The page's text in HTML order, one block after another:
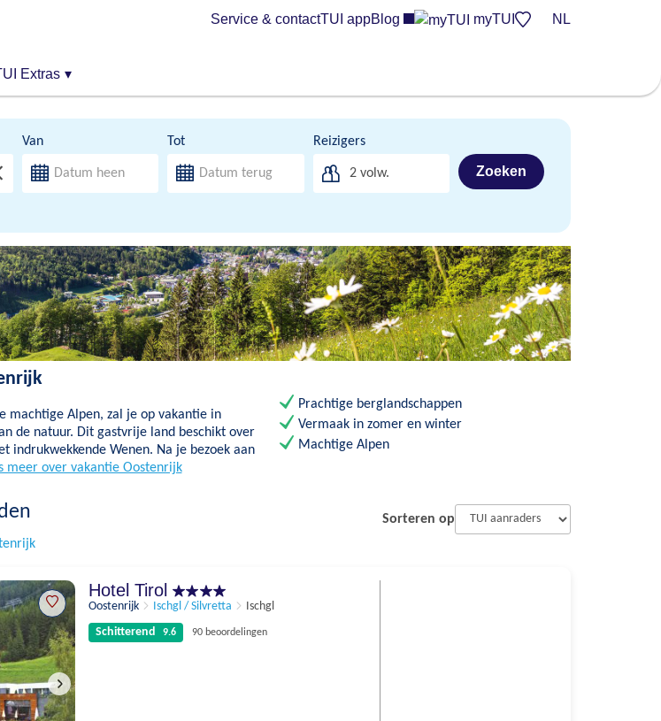
Extras ▾
Service & contactTUI appBlog myTUI NL
Van Tot Reizigers
2 volw. Zoeken
machtige Alpen, zal je op vakantie in
de natuur. Dit gastvrije land beschikt over
indrukwekkende Wenen. Na je bezoek aan
meer over vakantie Oostenrijk
Prachtige berglandschappen
Vermaak in zomer en winter
Machtige Alpen
Sorteren op
Hotel Tirol
Oostenrijk Ischgl / Silvretta
Ischgl
Schitterend
9.6 90 beoordelingen